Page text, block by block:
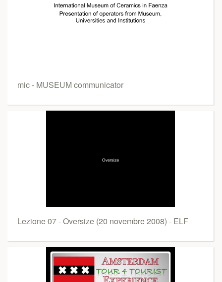
mic - MUSEUM communicator
Lezione 07 - Oversize (20 novembre 2008) - ELF